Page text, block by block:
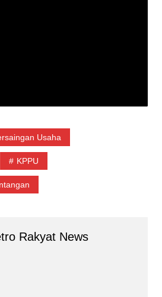
Usaha
KPPU
Rakyat News